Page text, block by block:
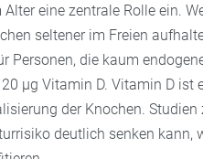
eine zentrale Rolle ein.
seltener im Freien
Personen, die kaum
µg Vitamin D. Vitamin D ist
der Knochen.
deutlich senken